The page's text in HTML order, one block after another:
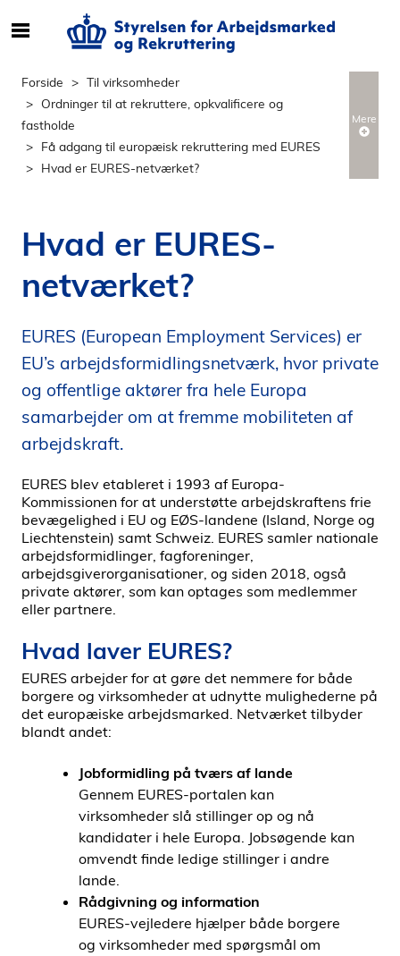
e
f
t
e
d
o
d
p
å
s
i
d
n
Forside
Til virksomheder
Ordninger til at rekruttere, opkvalificere og
fastholde
Få adgang til europæisk rekruttering med EURES
Hvad er EURES-netværket?
Hvad er EURES-
netværket?
EURES (European Employment Services) er
EU’s arbejdsformidlingsnetværk, hvor private
og offentlige aktører fra hele Europa
samarbejder om at fremme mobiliteten af
arbejdskraft.
EURES blev etableret i 1993 af Europa-
Kommissionen for at understøtte arbejdskraftens frie
bevægelighed i EU og EØS-landene (Island, Norge og
Liechtenstein) samt Schweiz. EURES samler nationale
arbejdsformidlinger, fagforeninger,
arbejdsgiverorganisationer, og siden 2018, også
private aktører, som kan optages som medlemmer
eller partnere.
Hvad laver EURES?
EURES arbejder for at gøre det nemmere for både
borgere og virksomheder at udnytte mulighederne på
det europæiske arbejdsmarked. Netværket tilbyder
blandt andet:
Jobformidling på tværs af lande
Gennem EURES-portalen kan
virksomheder slå stillinger op og nå
kandidater i hele Europa. Jobsøgende kan
omvendt finde ledige stillinger i andre
lande.
Rådgivning og information
EURES-vejledere hjælper både borgere
og virksomheder med spørgsmål om